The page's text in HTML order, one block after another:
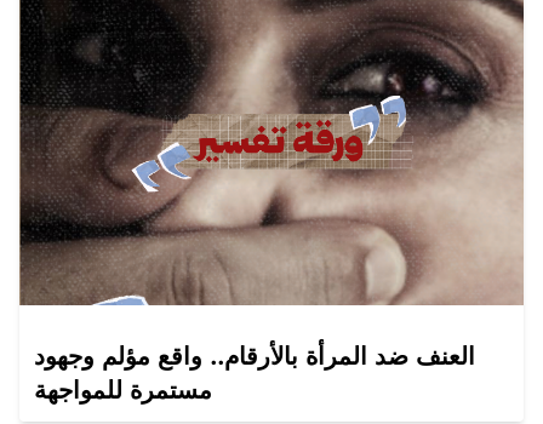
العنف ضد المرأة بالأرقام.. واقع مؤلم وجهود
مستمرة للمواجهة